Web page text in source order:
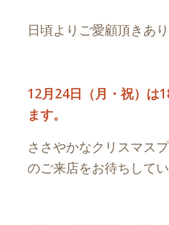
日頃よりご愛顧頂きあ
12月24日（月・祝）は
ます。
ささやかなクリスマス
のご来店をお待ちしてい